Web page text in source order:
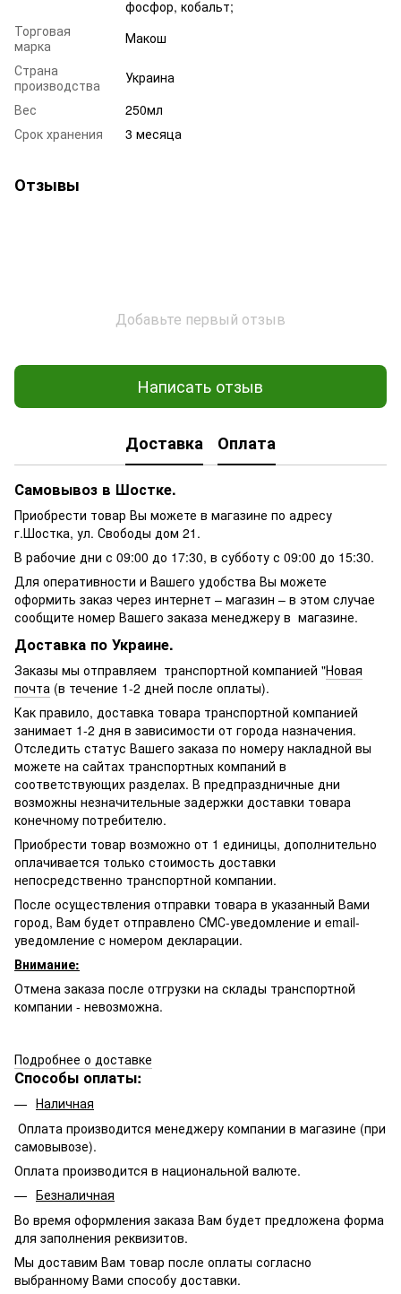
фосфор, кобальт;
Торговая
марка
Макош
Страна
производства
Украина
Вес
250мл
Срок хранения
3 месяца
Отзывы
Добавьте первый отзыв
Написать отзыв
Доставка Оплата
Самовывоз в Шостке.
Приобрести товар Вы можете в магазине по адресу
г.Шостка, ул. Свободы дом 21.
В рабочие дни с 09:00 до 17:30, в субботу с 09:00 до 15:30.
Для оперативности и Вашего удобства Вы можете
оформить заказ через интернет – магазин – в этом случае
сообщите номер Вашего заказа менеджеру в магазине.
Доставка по Украине.
Заказы мы отправляем транспортной компанией "Новая
почта (в течение 1-2 дней после оплаты).
Как правило, доставка товара транспортной компанией
занимает 1-2 дня в зависимости от города назначения.
Отследить статус Вашего заказа по номеру накладной вы
можете на сайтах транспортных компаний в
соответствующих разделах. В предпраздничные дни
возможны незначительные задержки доставки товара
конечному потребителю.
Приобрести товар возможно от 1 единицы, дополнительно
оплачивается только стоимость доставки
непосредственно транспортной компании.
После осуществления отправки товара в указанный Вами
город, Вам будет отправлено СМС-уведомление и email-
уведомление с номером декларации.
Внимание:
Отмена заказа после отгрузки на склады транспортной
компании - невозможна.
Подробнее о доставке
Способы оплаты:
Наличная
Оплата производится менеджеру компании в магазине (при
самовывозе).
Оплата производится в национальной валюте.
Безналичная
Во время оформления заказа Вам будет предложена форма
для заполнения реквизитов.
Мы доставим Вам товар после оплаты согласно
выбранному Вами способу доставки.